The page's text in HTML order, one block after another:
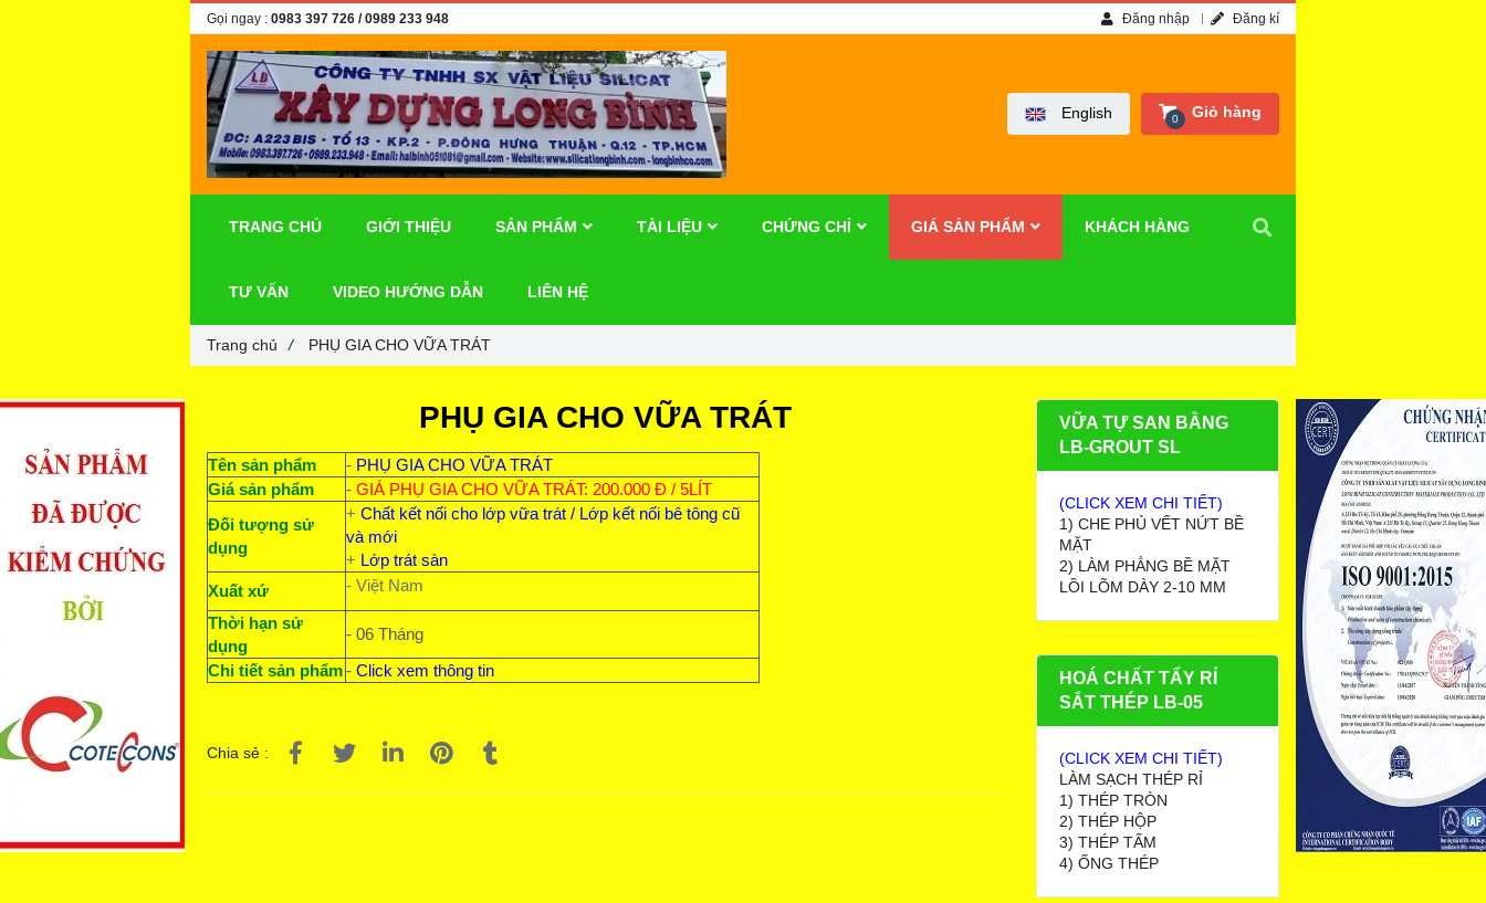
PHỤ GIA CHO VỮA TRÁT
Tên sản phẩm - PHỤ GIA CHO VỮA TRÁT
Giá sản phẩm
- GIÁ PHỤ GIA CHO VỮA TRÁT: 200.000 Đ / 5LÍT
Đối tượng sử
dụng
+ Chất kết nối cho lớp vữa trát / Lớp kết nối bê tông cũ
và mới
+ Lớp trát sàn
Xuất xứ
- Việt Nam
Thời hạn sử
dụng
- 06 Tháng
Chi tiết sản phẩm- Click xem thông tin
Chia sẻ :
VỮA TỰ SAN BẰNG
LB-GROUT SL
(CLICK XEM CHI TIẾT)
1) CHE PHỦ VẾT NỨT BỀ
MẶT
2) LÀM PHẲNG BỀ MẶT
LỒI LÕM DÀY 2-10 MM
HOÁ CHẤT TẨY RỈ
SẮT THÉP LB-05
(CLICK XEM CHI TIẾT)
LÀM SẠCH THÉP RỈ
1) THÉP TRÒN
2) THÉP HỘP
3) THÉP TẤM
4) ỐNG THÉP
Trang chủ / PHỤ GIA CHO VỮA TRÁT
Gọi ngay : 0983 397 726 / 0989 233 948 Đăng nhập Đăng kí
English 0 Giỏ hàng
TRANG CHỦ GIỚI THIỆU SẢN PHẨM TÀI LIỆU CHỨNG CHỈ GIÁ SẢN PHẨM KHÁCH HÀNG
TƯ VẤN VIDEO HƯỚNG DẪN LIÊN HỆ